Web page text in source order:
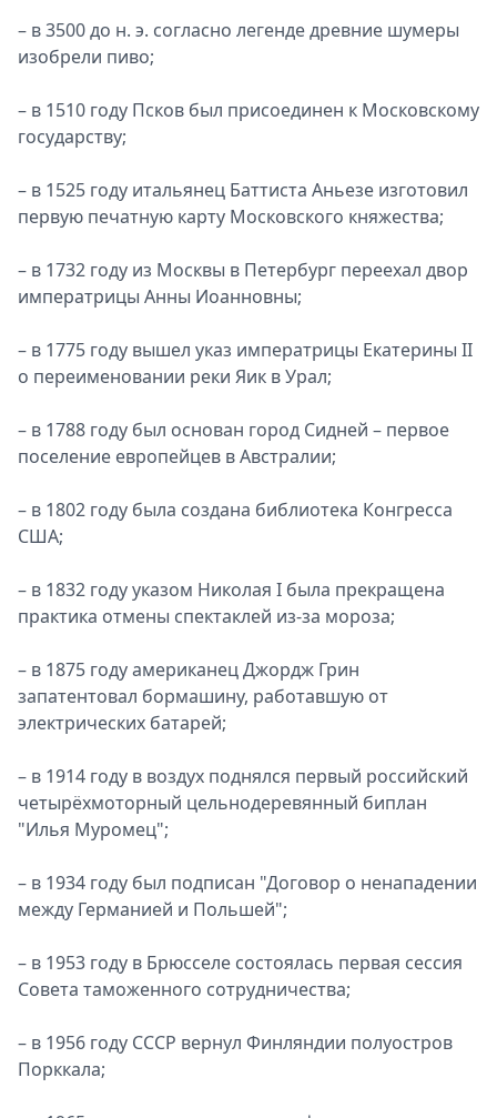
– в 3500 до н. э. согласно легенде древние шумеры
изобрели пиво;
– в 1510 году Псков был присоединен к Московскому
государству;
– в 1525 году итальянец Баттиста Аньезе изготовил
первую печатную карту Московского княжества;
– в 1732 году из Москвы в Петербург переехал двор
императрицы Анны Иоанновны;
– в 1775 году вышел указ императрицы Екатерины II
о переименовании реки Яик в Урал;
– в 1788 году был основан город Сидней – первое
поселение европейцев в Австралии;
– в 1802 году была создана библиотека Конгресса
США;
– в 1832 году указом Николая I была прекращена
практика отмены спектаклей из-за мороза;
– в 1875 году американец Джордж Грин
запатентовал бормашину, работавшую от
электрических батарей;
– в 1914 году в воздух поднялся первый российский
четырёхмоторный цельнодеревянный биплан
"Илья Муромец";
– в 1934 году был подписан "Договор о ненападении
между Германией и Польшей";
– в 1953 году в Брюсселе состоялась первая сессия
Совета таможенного сотрудничества;
– в 1956 году СССР вернул Финляндии полуостров
Порккала;